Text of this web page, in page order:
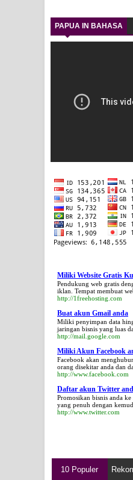
PAPUA IN BAHASA
Miliki Website Gratis
Pendukung web gratis
iklan. Tempat membuat
http://1freehosting.com
Buat akun Gmail anda
Miliki penyimpan data
jaringan bisnis yang luas
http://mail.google.com
Miliki Akun Facebook
Facebook akan
orang disekitar anda dan
http://www.facebook.com
Daftar akun Twitter
Promosikan bisnis anda
yang penuh dengan
http://www.twitter.com
10 Populer